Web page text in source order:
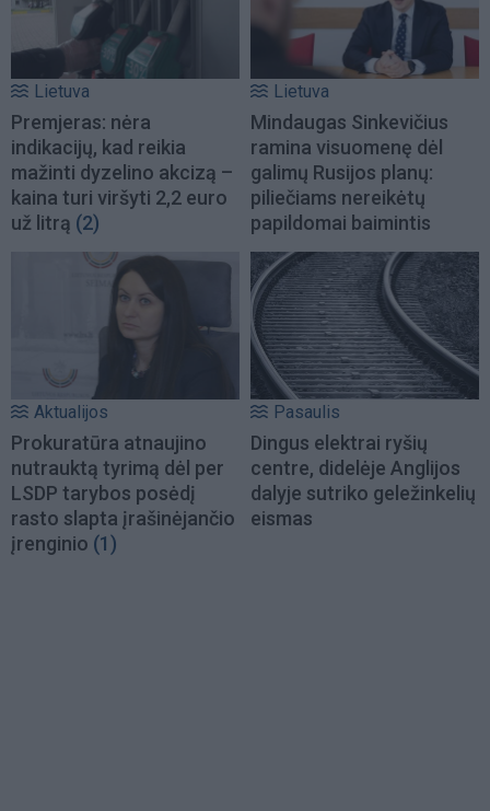
Lietuva
Premjeras: nėra
indikacijų, kad reikia
mažinti dyzelino akcizą –
kaina turi viršyti 2,2 euro
už litrą (2)
Lietuva
Mindaugas Sinkevičius
ramina visuomenę dėl
galimų Rusijos planų:
piliečiams nereikėtų
papildomai baimintis
Aktualijos
Prokuratūra atnaujino
nutrauktą tyrimą dėl per
LSDP tarybos posėdį
rasto slapta įrašinėjančio
įrenginio (1)
Pasaulis
Dingus elektrai ryšių
centre, didelėje Anglijos
dalyje sutriko geležinkelių
eismas